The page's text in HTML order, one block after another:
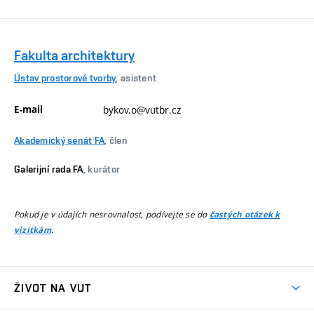
Fakulta architektury
Ústav prostorové tvorby, asistent
E-mail bykov.o@vutbr.cz
Akademický senát FA, člen
Galerijní rada FA , kurátor
Pokud je v údajích nesrovnalost, podívejte se do častých otázek k
vizitkám.
ŽIVOT NA VUT